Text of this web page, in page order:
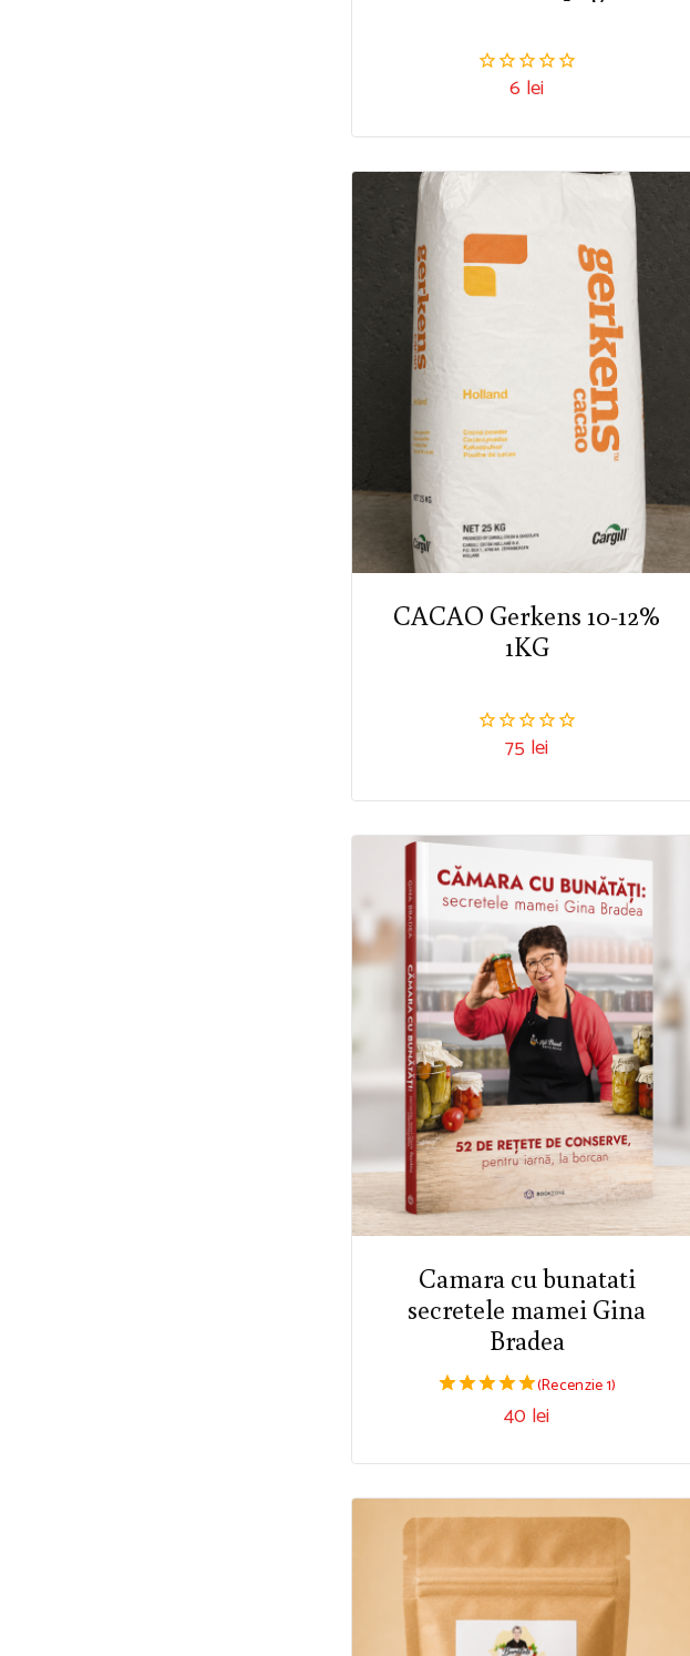
6 lei
CACAO Gerkens 10-12%
1KG
0.0075 lei
Camara cu bunatati
secretele mamei Gina
Bradea
(Recenzie 1)
40 lei